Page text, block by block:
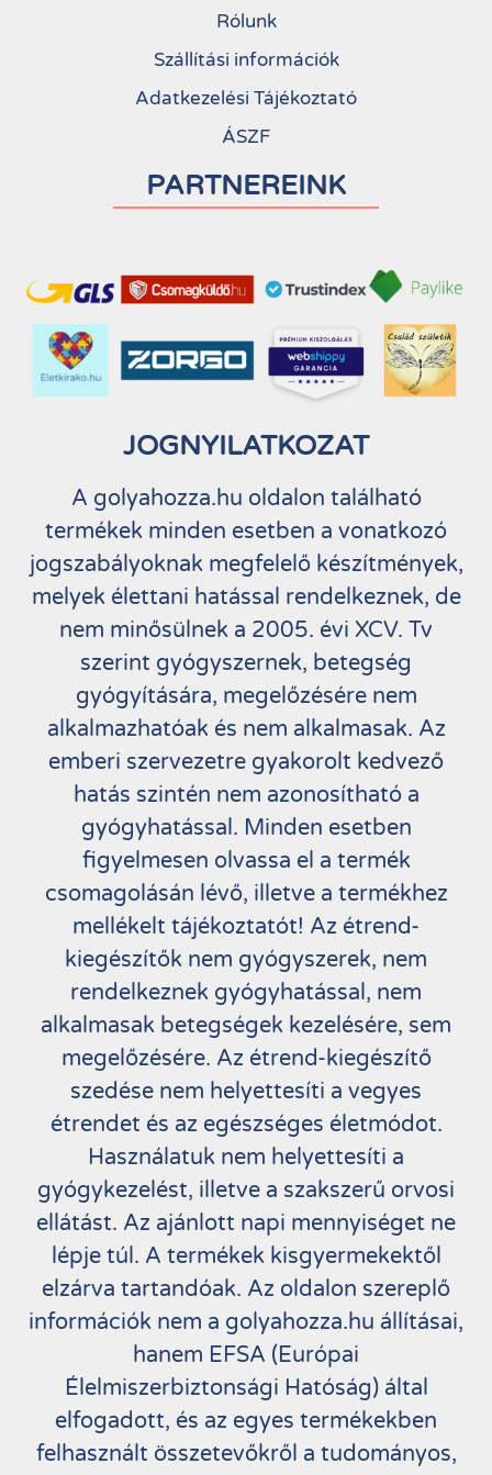
Rólunk
Szállítási információk
Adatkezelési Tájékoztató
ÁSZF
PARTNEREINK
JOGNYILATKOZAT
A golyahozza.hu oldalon található
termékek minden esetben a vonatkozó
jogszabályoknak megfelelő készítmények,
melyek élettani hatással rendelkeznek, de
nem minősülnek a 2005. évi XCV. Tv
szerint gyógyszernek, betegség
gyógyítására, megelőzésére nem
alkalmazhatóak és nem alkalmasak. Az
emberi szervezetre gyakorolt kedvező
hatás szintén nem azonosítható a
gyógyhatással. Minden esetben
figyelmesen olvassa el a termék
csomagolásán lévő, illetve a termékhez
mellékelt tájékoztatót! Az étrend-
kiegészítők nem gyógyszerek, nem
rendelkeznek gyógyhatással, nem
alkalmasak betegségek kezelésére, sem
megelőzésére. Az étrend-kiegészítő
szedése nem helyettesíti a vegyes
étrendet és az egészséges életmódot.
Használatuk nem helyettesíti a
gyógykezelést, illetve a szakszerű orvosi
ellátást. Az ajánlott napi mennyiséget ne
lépje túl. A termékek kisgyermekektől
elzárva tartandóak. Az oldalon szereplő
információk nem a golyahozza.hu állításai,
hanem EFSA (Európai
Élelmiszerbiztonsági Hatóság) által
elfogadott, és az egyes termékekben
felhasznált összetevőkről a tudományos,